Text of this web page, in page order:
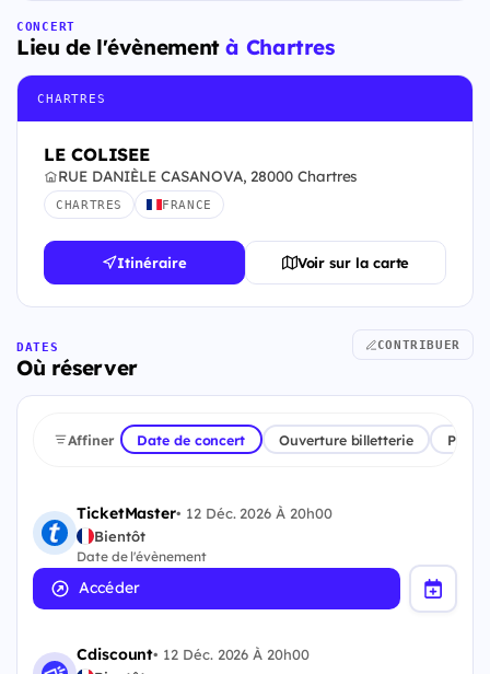
CONCERT
Lieu de l'évènementà Chartres
CHARTRES
LE COLISEE
RUE DANIÈLE CASANOVA, 28000 Chartres
CHARTRES FRANCE
Itinéraire Voir sur la carte
DATES
Où réserver
CONTRIBUER
Affiner Date de concert Ouverture billetterie
TicketMaster• 12 Déc. 2026 À 20h00
Bientôt
Date de l'évènement
Accéder
Cdiscount• 12 Déc. 2026 À 20h00